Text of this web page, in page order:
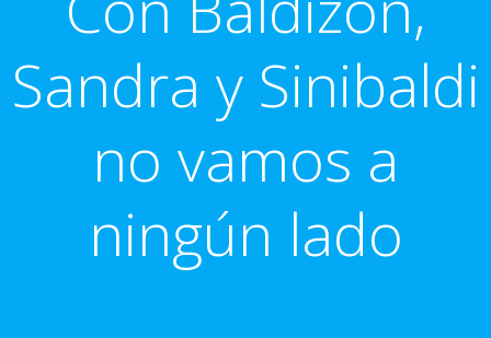
Sandra y Sinibaldi
no vamos a
ningún lado